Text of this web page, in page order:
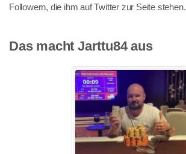
Followern, die ihm auf Twitter zur Seite stehen.
Das macht Jarttu84 aus